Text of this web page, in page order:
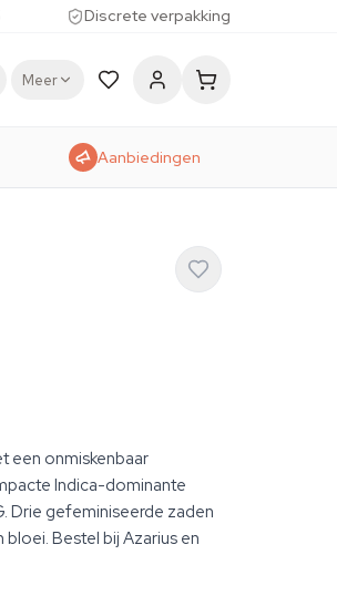
Discrete verpakking
Meer
Aanbiedingen
een onmiskenbaar
Indica-dominante
Drie gefeminiseerde zaden
Bestel bij Azarius en